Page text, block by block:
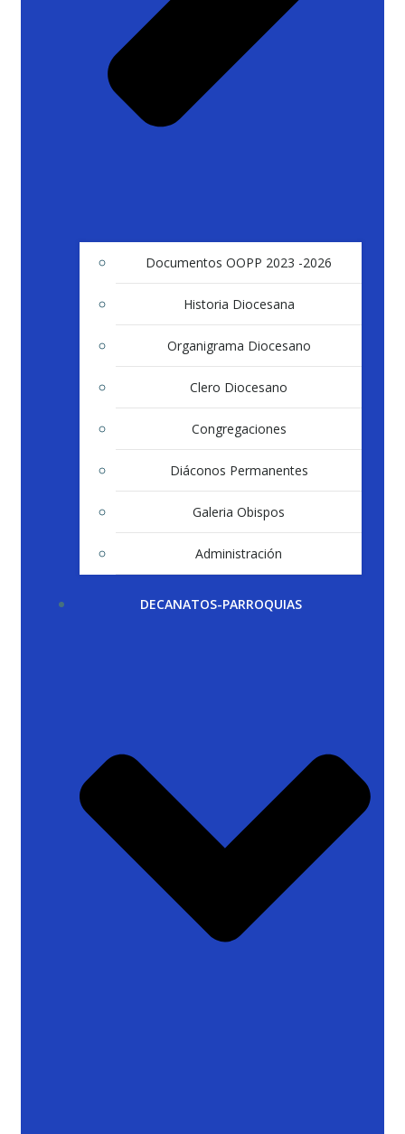
Documentos OOPP 2023 -2026
Historia Diocesana
Organigrama Diocesano
Clero Diocesano
Congregaciones
Diáconos Permanentes
Galeria Obispos
Administración
DECANATOS-PARROQUIAS